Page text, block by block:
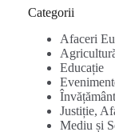
Categorii
Afaceri
Educație
Justiție,
Mediu și